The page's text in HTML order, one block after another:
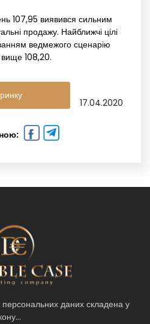
107,95 виявився сильним
продажу. Найближчі цілі
ведмежого сценарію
вище 108,20.
17.04.2020
даних складена у